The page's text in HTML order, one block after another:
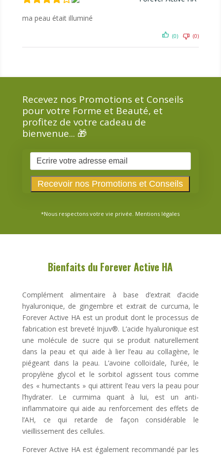
ma peau était illuminé
(0) (0)
Recevez nos Promotions et Conseils
pour votre Forme et Beauté, et
profitez de votre cadeau de
bienvenue... 🎁
*Nous respectons votre vie privée. Mentions légales
Bienfaits du Forever Active HA
Complément alimentaire à base d’extrait d’acide
hyaluronique, de gingembre et extrait de curcuma, le
Forever Active HA est un produit dont le processus de
fabrication est breveté Injuv®. L’acide hyaluronique est
une molécule de sucre qui se produit naturellement
dans la peau et qui aide à lier l’eau au collagène, le
piégeant dans la peau. L’avoine colloïdale, l’urée, le
propylène glycol et le sorbitol agissent tous comme
des « humectants » qui attirent l’eau vers la peau pour
l’hydrater. Le curmima quant à lui, est un anti-
inflammatoire qui aide au renforcement des effets de
l’AH, ce qui retarde de façon considérable le
vieillissement des cellules.
Forever Active HA est également recommandé par les